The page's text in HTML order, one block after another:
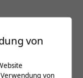
von
von